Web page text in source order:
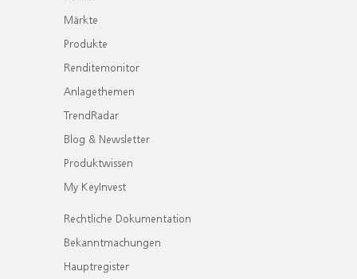
Märkte
Produkte
Renditemonitor
Anlagethemen
TrendRadar
Blog & Newsletter
Produktwissen
My KeyInvest
Rechtliche Dokumentation
Bekanntmachungen
Hauptregister